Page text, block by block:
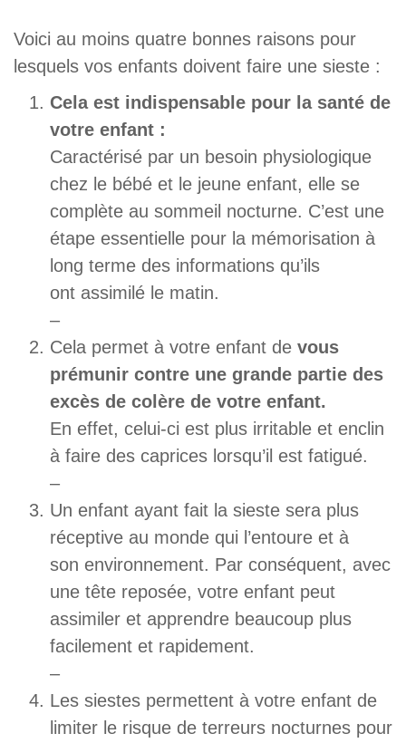
Voici au moins quatre bonnes raisons pour
lesquels vos enfants doivent faire une sieste :
Cela est indispensable pour la santé de
votre enfant :
Caractérisé par un besoin physiologique
chez le bébé et le jeune enfant, elle se
complète au sommeil nocturne. C’est une
étape essentielle pour la mémorisation à
long terme des informations qu’ils
ont assimilé le matin.
–
Cela permet à votre enfant de vous
prémunir contre une grande partie des
excès de colère de votre enfant.
En effet, celui-ci est plus irritable et enclin
à faire des caprices lorsqu’il est fatigué.
–
Un enfant ayant fait la sieste sera plus
réceptive au monde qui l’entoure et à
son environnement. Par conséquent, avec
une tête reposée, votre enfant peut
assimiler et apprendre beaucoup plus
facilement et rapidement.
–
Les siestes permettent à votre enfant de
limiter le risque de terreurs nocturnes pour